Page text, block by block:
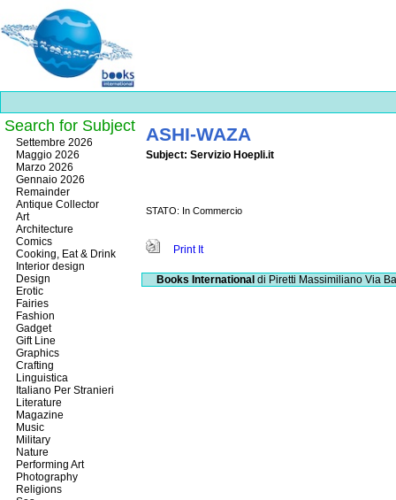
Best
slots
online
https://onlineslots.money/
ASHI-WAZA
Subject: Servizio Hoepli.it
STATO: In Commercio
Print It
Search for Subject
Settembre 2026
Maggio 2026
Marzo 2026
Gennaio 2026
Remainder
Antique Collector
Art
Architecture
Comics
Cooking, Eat & Drink
Interior design
Design
Erotic
Fairies
Fashion
Gadget
Gift Line
Graphics
Crafting
Linguistica
Italiano Per Stranieri
Literature
Magazine
Music
Military
Nature
Performing Art
Photography
Religions
Books International di Piretti Massimiliano Via